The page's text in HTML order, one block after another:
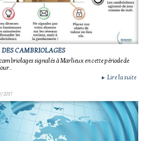
DES CAMBRIOLAGES
signalés à Marlieux en cette période de
► Lire la suite
2017